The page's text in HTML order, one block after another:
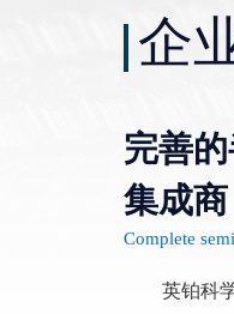
Polytec显微式激光测振仪
MSA-650 IRIS 显微式激光测振仪
MSA-100-3D显微式激光测振仪
MSA-060显微式激光测振仪
企
完善
集成商
Complete
英铂科学